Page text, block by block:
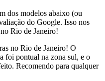
dos modelos abaixo (ou
do Google. Isso nos
Rio de Janeiro!
no Rio de Janeiro! O
foi pontual na zona sul, e o
Recomendo para qualquer